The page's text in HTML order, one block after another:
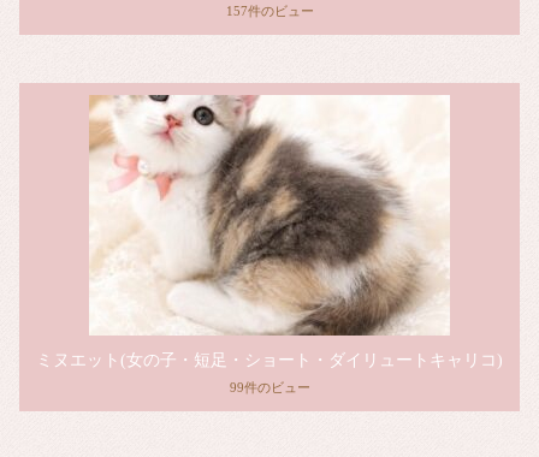
157件のビュー
ミヌエット(女の子・短足・ショート・ダイリュートキャリコ)
99件のビュー